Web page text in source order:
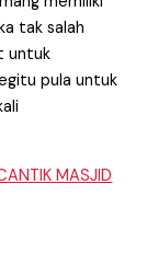
tak salah
untuk
pula untuk
MASJID